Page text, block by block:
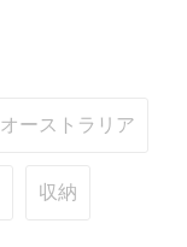
オーストラリア
収納